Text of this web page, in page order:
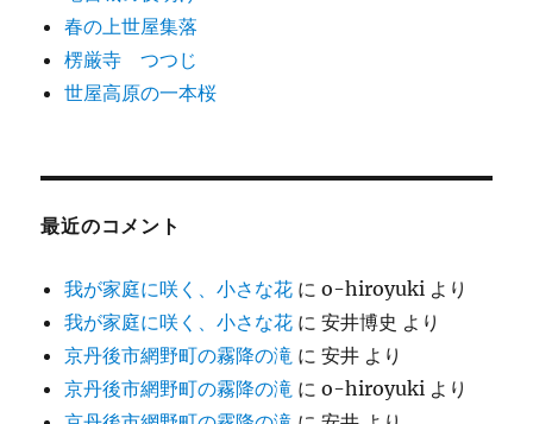
春の上世屋集落
楞厳寺 つつじ
世屋高原の一本桜
最近のコメント
我が家庭に咲く、小さな花 にo-hiroyuki より
我が家庭に咲く、小さな花 に安井博史 より
京丹後市網野町の霧降の滝 に安井 より
京丹後市網野町の霧降の滝 にo-hiroyuki より